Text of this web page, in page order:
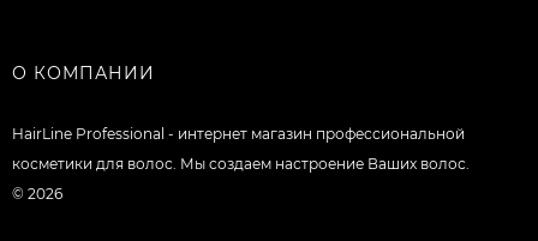
О КОМПАНИИ
HairLine Professional - интернет магазин профессиональной
косметики для волос. Мы создаем настроение Ваших волос.
© 2026